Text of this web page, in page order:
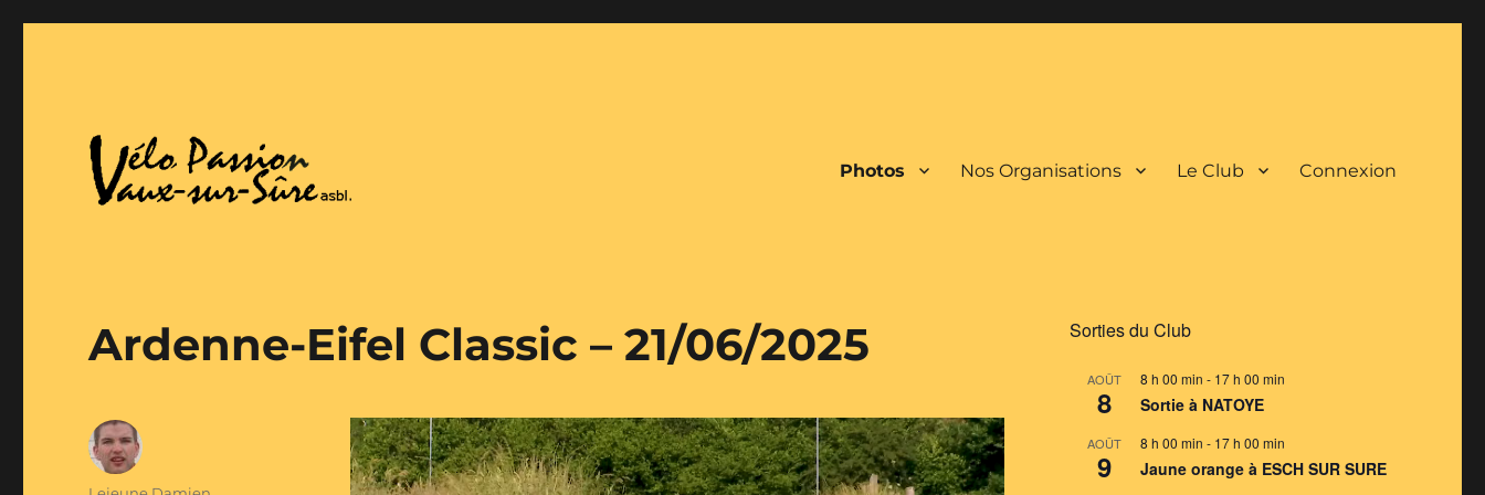
Photos Nos Organisations Le Club Connexion
Ardenne-Eifel Classic – 21/06/2025 Sorties du Club
AOÛT
8
8 h 00 min - 17 h 00 min
Sortie à NATOYE
AOÛT
9
8 h 00 min - 17 h 00 min
Jaune orange à ESCH SUR SURE